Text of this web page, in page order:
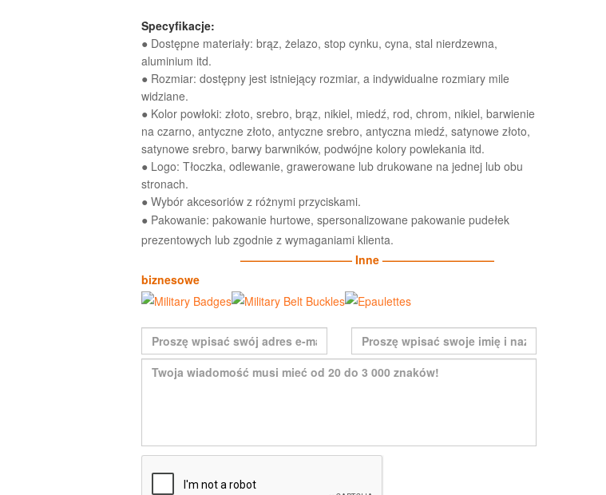
Specyfikacje:
● Dostępne materiały: brąz, żelazo, stop cynku, cyna, stal nierdzewna,
aluminium itd.
● Rozmiar: dostępny jest istniejący rozmiar, a indywidualne rozmiary mile
widziane.
● Kolor powłoki: złoto, srebro, brąz, nikiel, miedź, rod, chrom, nikiel, barwienie
na czarno, antyczne złoto, antyczne srebro, antyczna miedź, satynowe złoto,
satynowe srebro, barwy barwników, podwójne kolory powlekania itd.
● Logo: Tłoczka, odlewanie, grawerowane lub drukowane na jednej lub obu
stronach.
● Wybór akcesoriów z różnymi przyciskami.
● Pakowanie: pakowanie hurtowe, spersonalizowane pakowanie pudełek
prezentowych lub zgodnie z wymaganiami klienta.
—————————— Inne ——————————
biznesowe